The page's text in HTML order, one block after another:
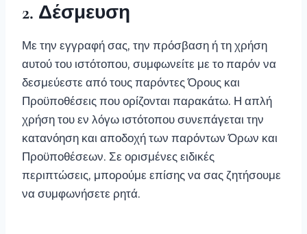
2. Δέσμευση
Με την εγγραφή σας, την πρόσβαση ή τη χρήση
αυτού του ιστότοπου, συμφωνείτε με το παρόν να
δεσμεύεστε από τους παρόντες Όρους και
Προϋποθέσεις που ορίζονται παρακάτω. Η απλή
χρήση του εν λόγω ιστότοπου συνεπάγεται την
κατανόηση και αποδοχή των παρόντων Όρων και
Προϋποθέσεων. Σε ορισμένες ειδικές
περιπτώσεις, μπορούμε επίσης να σας ζητήσουμε
να συμφωνήσετε ρητά.